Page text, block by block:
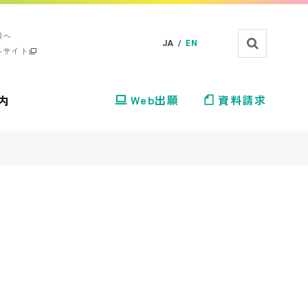
イト
JA / EN
Web出願 資料請求